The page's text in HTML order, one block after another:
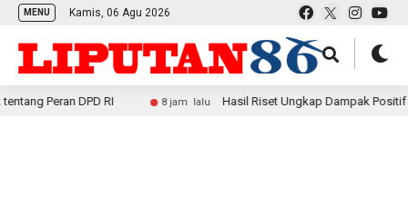
MENU Kamis, 06 Agu 2026
DPD RI 8 jam lalu Hasil Riset Ungkap Dampak Positif MBG bagi